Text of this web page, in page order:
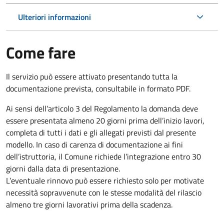
Ulteriori informazioni
Come fare
Il servizio può essere attivato presentando tutta la
documentazione prevista, consultabile in formato PDF.
Ai sensi dell’articolo 3 del Regolamento la domanda deve
essere presentata almeno 20 giorni prima dell’inizio lavori,
completa di tutti i dati e gli allegati previsti dal presente
modello. In caso di carenza di documentazione ai fini
dell’istruttoria, il Comune richiede l’integrazione entro 30
giorni dalla data di presentazione.
L’eventuale rinnovo può essere richiesto solo per motivate
necessità sopravvenute con le stesse modalità del rilascio
almeno tre giorni lavorativi prima della scadenza.